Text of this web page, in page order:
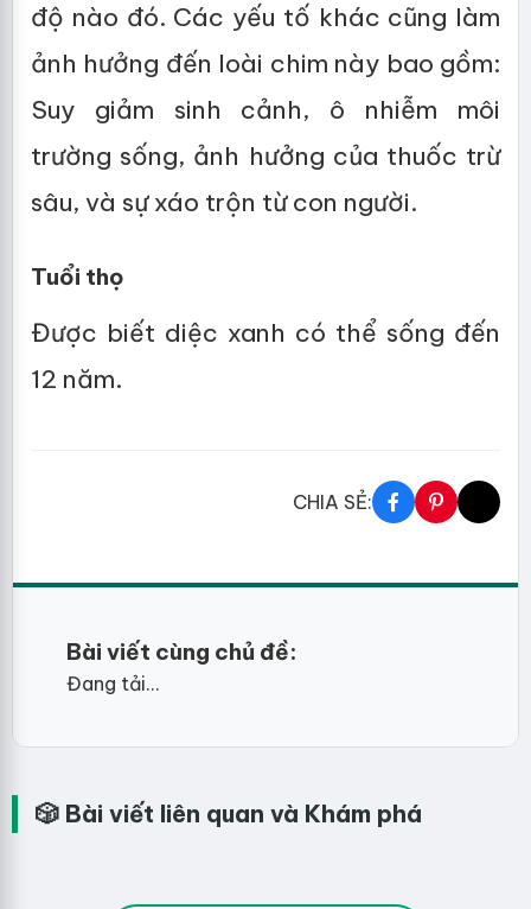
độ nào đó. Các yếu tố khác cũng làm
ảnh hưởng đến loài chim này bao gồm:
Suy giảm sinh cảnh, ô nhiễm môi
trường sống, ảnh hưởng của thuốc trừ
sâu, và sự xáo trộn từ con người.
Tuổi thọ
Được biết diệc xanh có thể sống đến
12 năm.
CHIA SẺ:
Bài viết cùng chủ đề:
Đang tải...
🎲 Bài viết liên quan và Khám phá